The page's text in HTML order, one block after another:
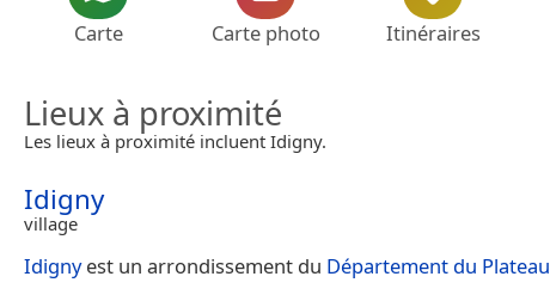
Carte Carte photo Itinéraires
Lieux à proximité
Les lieux à proximité incluent Idigny.
Idigny
village
Idignyest un arrondissement du Département du Plateau